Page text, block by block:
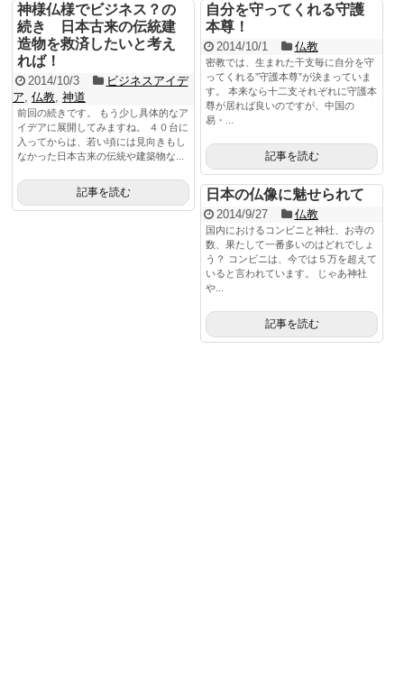
神様仏様でビジネス？の
続き 日本古来の伝統建
造物を救済したいと考え
れば！
2014/10/3
ビジネスアイデ
ア 仏教 神道
前回の続きです。 もう少し具体的なア
イデアに展開してみますね。 ４０台に
入ってからは、若い頃には見向きもし
なかった日本古来の伝統や建築物な...
記事を読む
自分を守ってくれる守護
本尊！
2014/10/1 仏教
密教では、生まれた干支毎に自分を守
ってくれる”守護本尊”が決まっていま
す。 本来なら十二支それぞれに守護本
尊が居れば良いのですが、中国の
易・...
記事を読む
日本の仏像に魅せられて
2014/9/27 仏教
国内におけるコンビニと神社、お寺の
数、果たして一番多いのはどれでしょ
う？ コンビニは、今では５万を超えて
いると言われています。 じゃあ神社
や...
記事を読む